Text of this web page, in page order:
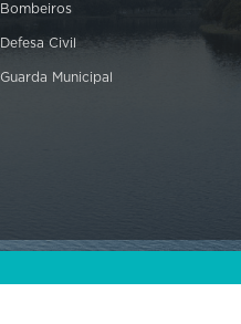
Bombeiros
Defesa Civil
Guarda Municipal